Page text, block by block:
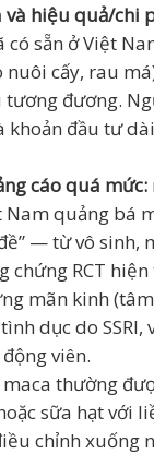
và hiệu quả/chi
sẵn ở Việt
cấy, rau
đương.
khoản đầu tư
cáo quá mức:
quảng bá
— từ vô sinh,
chứng RCT
mãn kinh
dục do SSRI,
viên.
thường
sữa hạt với
chỉnh xuống